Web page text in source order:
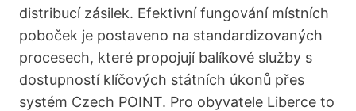
distribucí zásilek. Efektivní fungování místních
poboček je postaveno na standardizovaných
procesech, které propojují balíkové služby s
dostupností klíčových státních úkonů přes
systém Czech POINT. Pro obyvatele Liberce to